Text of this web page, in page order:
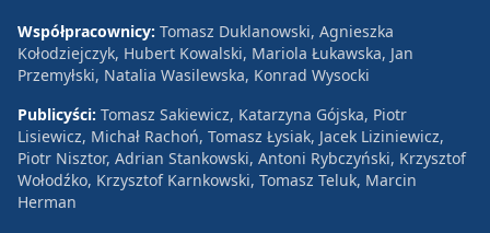
Współpracownicy: Tomasz Duklanowski, Agnieszka
Kołodziejczyk, Hubert Kowalski, Mariola Łukawska, Jan
Przemyłski, Natalia Wasilewska, Konrad Wysocki
Publicyści: Tomasz Sakiewicz, Katarzyna Gójska, Piotr
Lisiewicz, Michał Rachoń, Tomasz Łysiak, Jacek Liziniewicz,
Piotr Nisztor, Adrian Stankowski, Antoni Rybczyński, Krzysztof
Wołodźko, Krzysztof Karnkowski, Tomasz Teluk, Marcin
Herman